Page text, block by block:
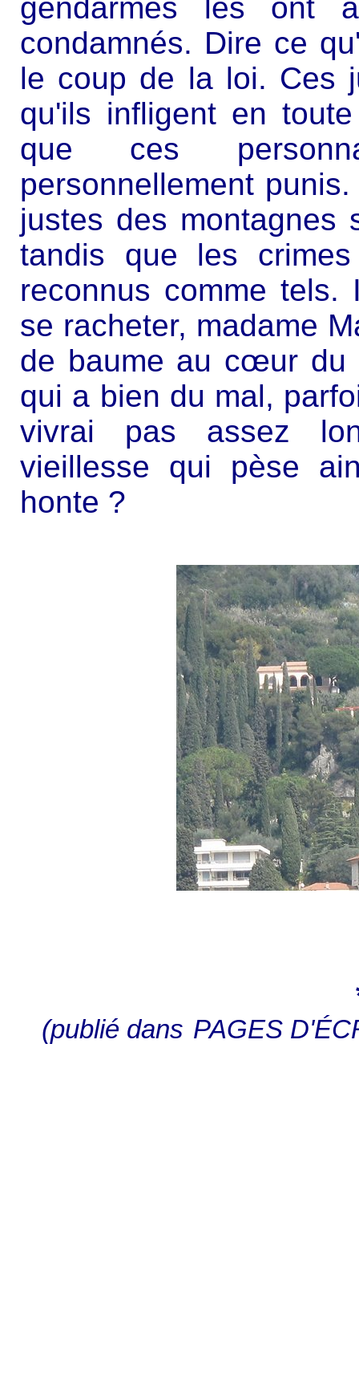
gendarmes les ont
condamnés. Dire ce
le coup de la loi. Ces
qu'ils infligent en
que ces
personnellement
justes des montagnes
tandis que les
reconnus comme
se racheter, madame
de baume au cœur du
qui a bien du mal,
vivrai pas assez
vieillesse qui pèse
honte ?
(publié dans PAGES